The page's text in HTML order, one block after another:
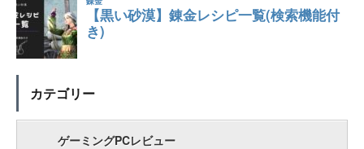
カテゴリー
ゲーミングPCレビュー